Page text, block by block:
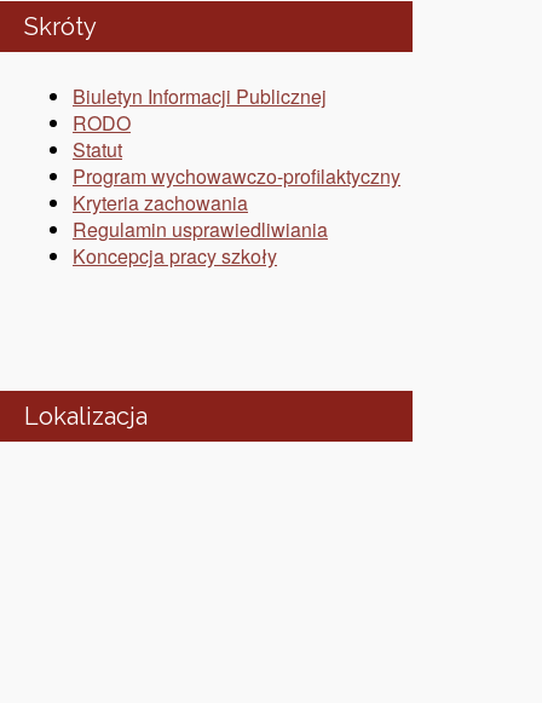
Skróty
Biuletyn Informacji Publicznej
RODO
Statut
Program wychowawczo-profilaktyczny
Kryteria zachowania
Regulamin usprawiedliwiania
Koncepcja pracy szkoły
Lokalizacja